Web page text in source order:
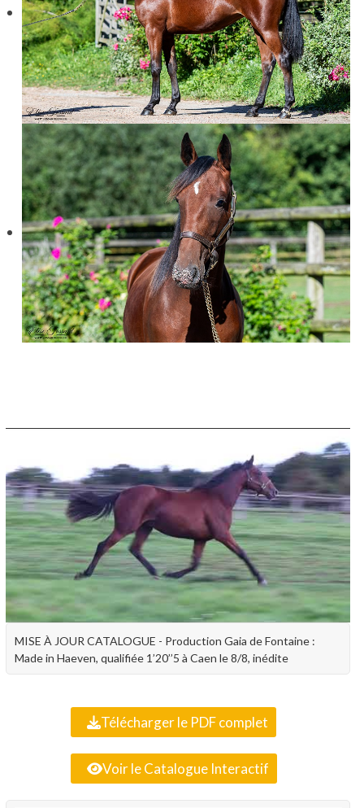
MISE À JOUR CATALOGUE - Production Gaia de Fontaine :
Made in Haeven, qualifiée 1’20’’5 à Caen le 8/8, inédite
Télécharger le PDF complet
Voir le Catalogue Interactif